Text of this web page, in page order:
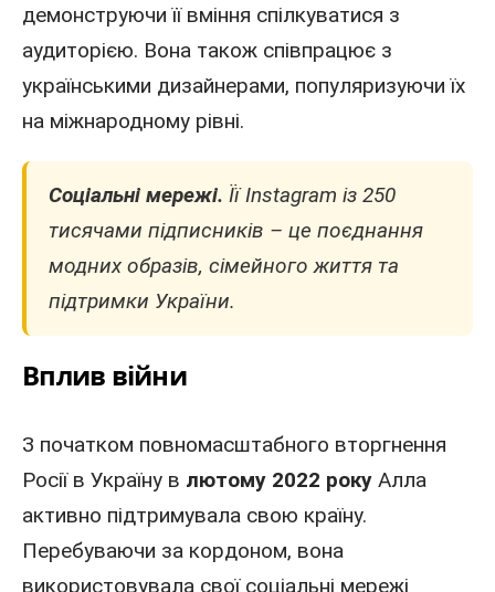
демонструючи її вміння спілкуватися з
аудиторією. Вона також співпрацює з
українськими дизайнерами, популяризуючи їх
на міжнародному рівні.
Соціальні мережі. Її Instagram із 250
тисячами підписників – це поєднання
модних образів, сімейного життя та
підтримки України.
Вплив війни
З початком повномасштабного вторгнення
Росії в Україну в лютому 2022 року Алла
активно підтримувала свою країну.
Перебуваючи за кордоном, вона
використовувала свої соціальні мережі